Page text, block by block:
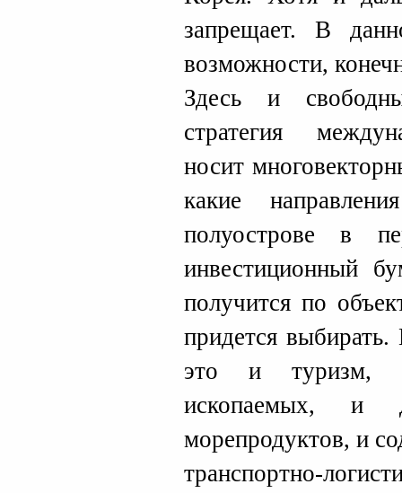
запрещает. В
возможности,
Здесь и
стратегия
носит
какие
полуострове в
инвестиционный
получится по
придется
это и туризм, и
ископаемых, и
морепродуктов, и
транспортно-